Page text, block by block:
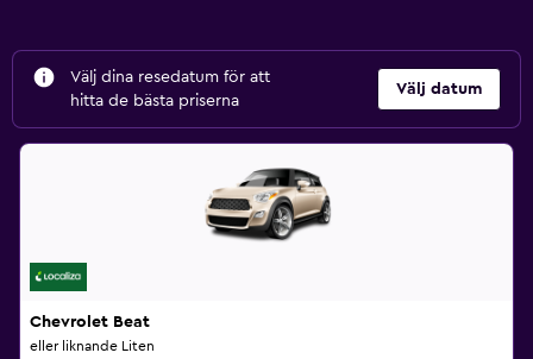
Välj dina resedatum för att
hitta de bästa priserna
Välj datum
Chevrolet Beat
eller liknande Liten